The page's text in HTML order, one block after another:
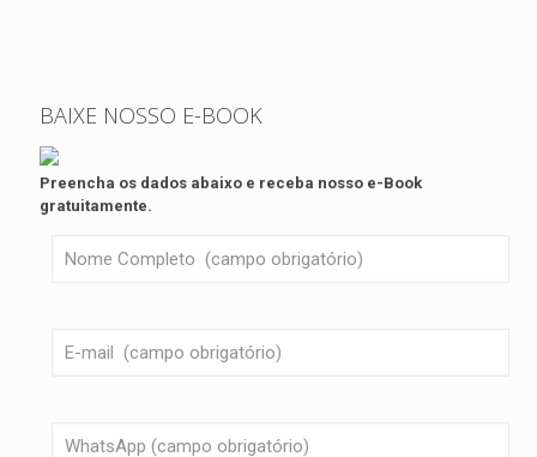
BAIXE NOSSO E-BOOK
Preencha os dados abaixo e receba nosso e-Book
gratuitamente.